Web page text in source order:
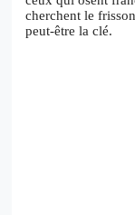
cherchent le
peut-être la clé.